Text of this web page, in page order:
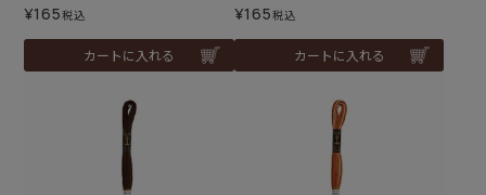
¥165税込
カートに入れる
¥165税込
カートに入れる